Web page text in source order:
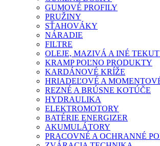
GUMOVÉ PROFILY
PRUŽINY
SŤAHOVÁKY
NÁRADIE
FILTRE
OLEJE, MAZIVÁ A INÉ
KRAMP POĽNO PRODUKTY
KARDÁNOVÉ KRÍŽE
HRIADEĽOVÉ A
REZNÉ A BRÚSNE KOTÚČE
HYDRAULIKA
ELEKTROMOTORY
BATÉRIE ENERGIZER
AKUMULÁTORY
PRACOVNÉ A OCHRANNÉ